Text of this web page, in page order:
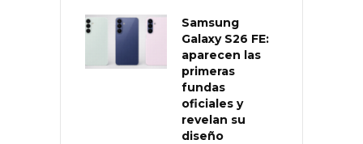
Samsung
Galaxy S26 FE:
aparecen las
primeras
fundas
oficiales y
revelan su
diseño